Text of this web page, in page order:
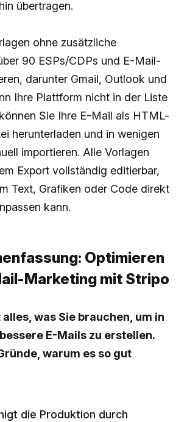
übertragen.
ohne zusätzliche
90 ESPs/CDPs und E-Mail-
darunter Gmail, Outlook und
Ihre Plattform nicht in der Liste
Sie Ihre E-Mail als HTML-
herunterladen und in wenigen
importieren. Alle Vorlagen
Export vollständig editierbar,
Text, Grafiken oder Code direkt
kann.
Optimieren
Marketing mit Stripo
was Sie brauchen, um in
E-Mails zu erstellen.
warum es so gut
die Produktion durch